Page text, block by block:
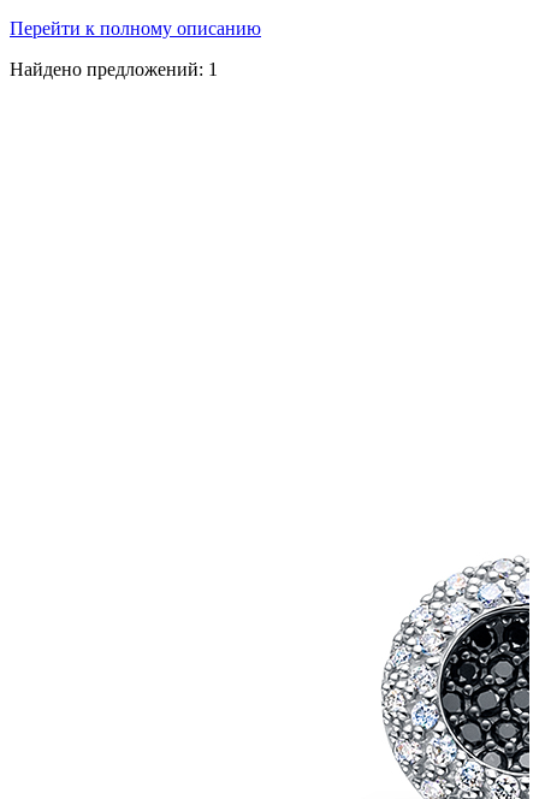
Перейти к полному описанию
Найдено предложений: 1